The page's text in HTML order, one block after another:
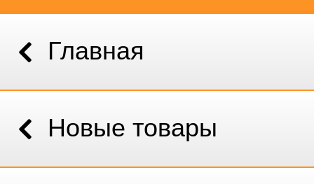
Главная
Новые товары